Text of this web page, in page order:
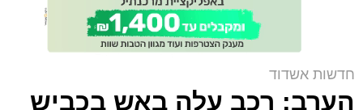
חדשות אשדוד
הערב: רכב עלה באש בכביש